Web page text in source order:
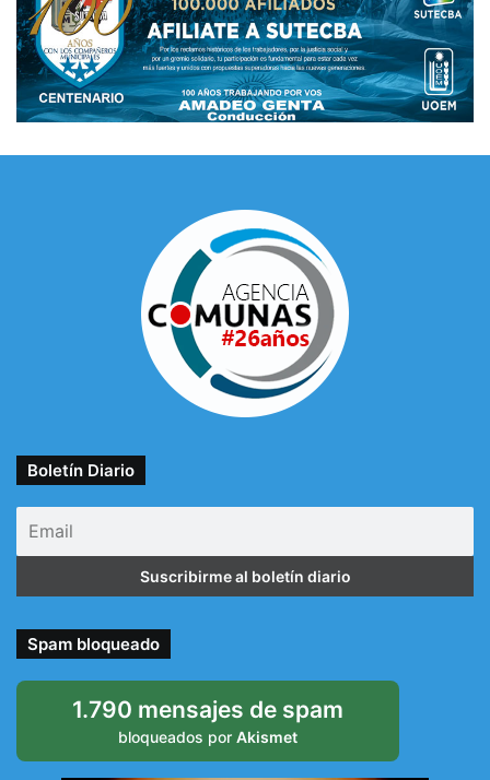
Boletín Diario
Spam bloqueado
1.790 mensajes de spam
bloqueados por Akismet